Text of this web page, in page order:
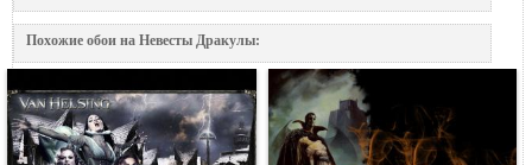
Похожие обои на Невесты Дракулы: